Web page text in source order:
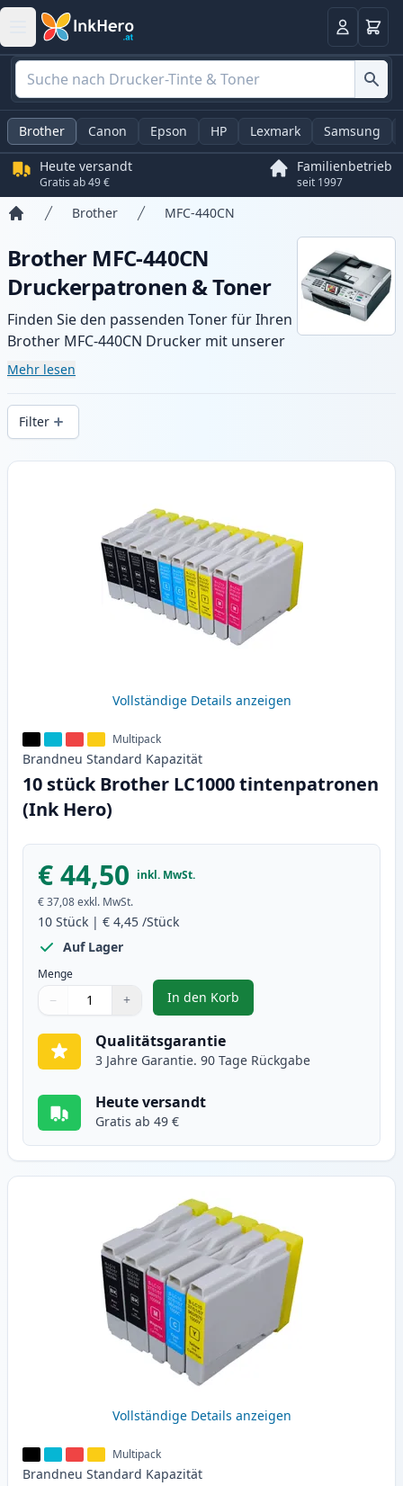
Anmelden
Brother Canon Epson HP Lexmark Samsung
Heute versandt
Gratis ab 49 €
Familienbetrieb
seit 1997
Brother MFC-440CN
Brother MFC-440CN
Druckerpatronen & Toner
Finden Sie den passenden Toner für Ihren
Brother MFC-440CN Drucker mit unserer
Auswahl an kompatiblen und XL-Patronen.
Druckqualität und schnellem Versand aus
lokalem Lager in .
Mehr lesen
Filter
Produkte
Vollständige Details anzeigen
Multipack
Brandneu Standard Kapazität
10 stück Brother LC1000 tintenpatronen
(Ink Hero)
€ 44,50 inkl. MwSt.
€ 37,08exkl. MwSt.
10 Stück | € 4,45 /Stück
Auf Lager
Menge
Verwenden Sie die Tasten, um anzupassen
− +
1
In den Korb
, 10 stück Brother LC1000
Qualitätsgarantie
3 Jahre Garantie. 90 Tage Rückgabe
Heute versandt
Gratis ab 49 €
Vollständige Details anzeigen
Multipack
Brandneu Standard Kapazität